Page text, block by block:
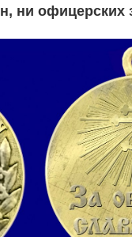
ни офицерских